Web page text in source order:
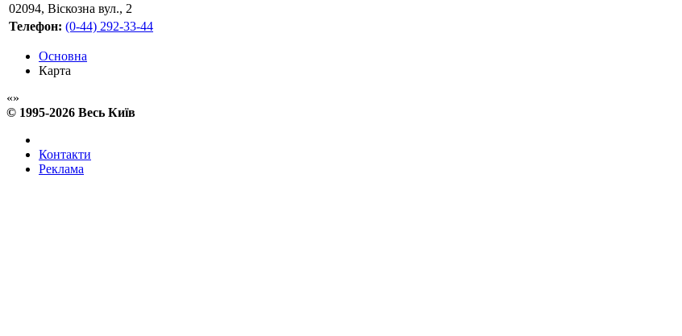
02094, Віскозна вул., 2
Телефон: (0-44) 292-33-44
Основна
Карта
© 1995-2026 Весь Київ
Контакти
Реклама